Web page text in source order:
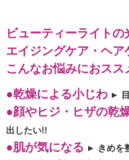
ビューティーライトの
エイジングケア・ヘア
こんなお悩みにおスス
●乾燥による小じわ ►
●顔やヒジ・ヒザの乾
出したい!!
●肌が気になる ► きめを